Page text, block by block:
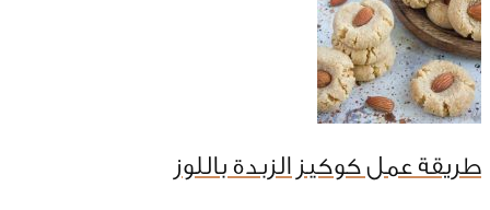
طريقة عمل كوكيز الزبدة باللوز